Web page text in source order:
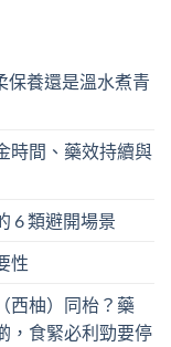
保養還是溫水煮青
時間、藥效持續與
6 類避開場景
性
西柚）同枱？藥
，食緊必利勁要停